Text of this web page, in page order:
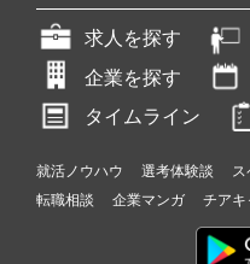
求人を探す
企業を探す
タイムライン
就活ノウハウ 選考体験談 ス
転職相談
企業マンガ チアキ